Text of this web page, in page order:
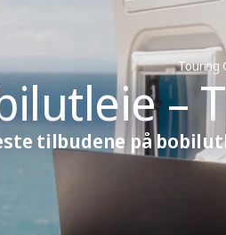
Touring
–
tilbudene på